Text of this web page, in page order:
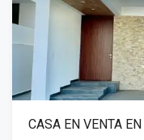
CASA EN VENTA